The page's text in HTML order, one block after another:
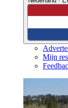
Mijn